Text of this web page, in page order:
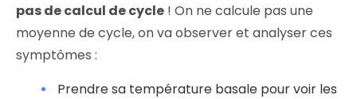
pas de calcul de cycle ! On ne calcule pas une
moyenne de cycle, on va observer et analyser ces
symptômes :
Prendre sa température basale pour voir les